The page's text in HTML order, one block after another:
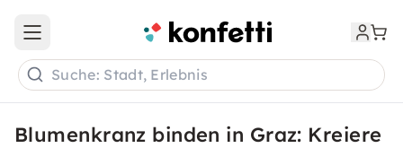
Open main menu
Suche: Stadt, Erlebnis
Blumenkranz binden in Graz: Kreiere